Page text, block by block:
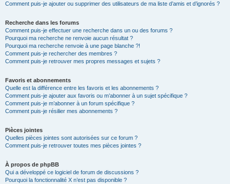
Comment puis-je ajouter ou supprimer des utilisateurs de ma liste d’amis et d’ignorés ?
Recherche dans les forums
Comment puis-je effectuer une recherche dans un ou des forums ?
Pourquoi ma recherche ne renvoie aucun résultat ?
Pourquoi ma recherche renvoie à une page blanche ?!
Comment puis-je rechercher des membres ?
Comment puis-je retrouver mes propres messages et sujets ?
Favoris et abonnements
Quelle est la différence entre les favoris et les abonnements ?
Comment puis-je ajouter aux favoris ou m’abonner à un sujet spécifique ?
Comment puis-je m’abonner à un forum spécifique ?
Comment puis-je résilier mes abonnements ?
Pièces jointes
Quelles pièces jointes sont autorisées sur ce forum ?
Comment puis-je retrouver toutes mes pièces jointes ?
À propos de phpBB
Qui a développé ce logiciel de forum de discussions ?
Pourquoi la fonctionnalité X n’est pas disponible ?